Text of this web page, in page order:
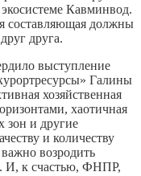
Кавминвод.
составляющая должны
друга.
выступление
Галины
хозяйственная
хаотичная
зон и другие
и количеству
возродить
И, к счастью, ФНПР,